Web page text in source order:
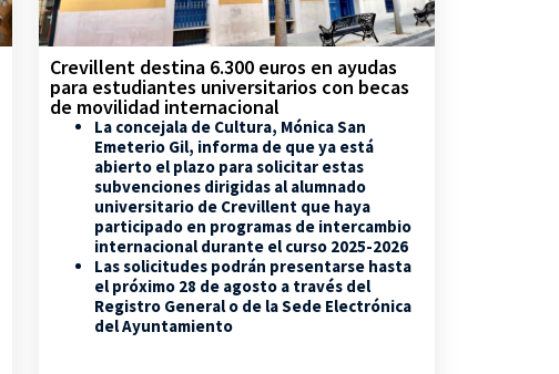
Crevillent destina 6.300 euros en ayudas
para estudiantes universitarios con becas
de movilidad internacional
La concejala de Cultura, Mónica San
Emeterio Gil, informa de que ya está
abierto el plazo para solicitar estas
subvenciones dirigidas al alumnado
universitario de Crevillent que haya
participado en programas de intercambio
internacional durante el curso 2025-2026
Las solicitudes podrán presentarse hasta
el próximo 28 de agosto a través del
Registro General o de la Sede Electrónica
del Ayuntamiento